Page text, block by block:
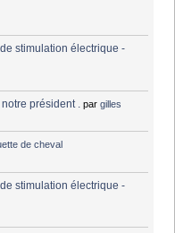
stimulation électrique -
président . pargilles
de cheval
stimulation électrique -